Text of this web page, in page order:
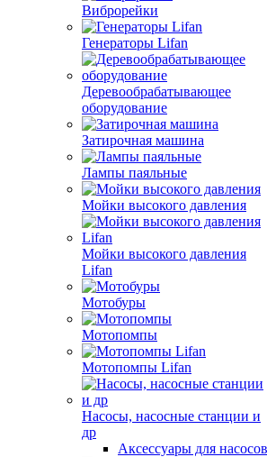
Виброрейки
Генераторы Lifan
Деревообрабатывающее
оборудование
Затирочная машина
Лампы паяльные
Мойки высокого давления
Мойки высокого давления
Lifan
Мотобуры
Мотопомпы
Мотопомпы Lifan
Насосы, насосные станции и
др
Аксессуары для насосов